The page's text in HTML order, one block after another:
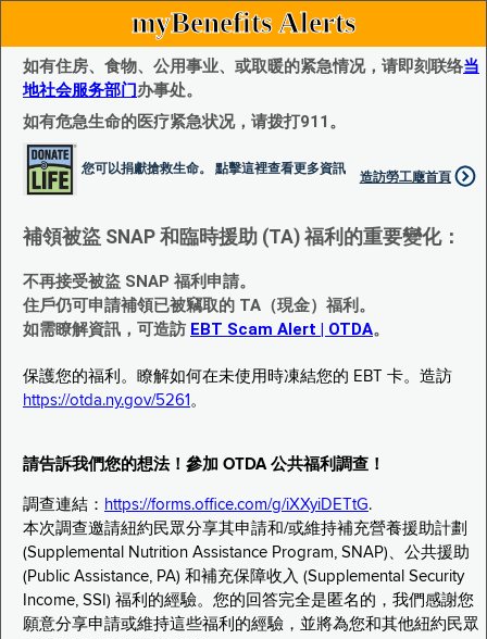
myBenefits Alerts
如有住房、食物、公用事业、或取暖的紧急情况，请即刻联络当
地社会服务部门办事处。
如有危急生命的医疗紧急状况，请拨打911。
您可以捐獻搶救生命。 點擊這裡查看更多資訊
造訪勞工廰首頁
補領被盜 SNAP 和臨時援助 (TA) 福利的重要變化：
不再接受被盜 SNAP 福利申請。
住戶仍可申請補領已被竊取的 TA（現金）福利。
如需瞭解資訊，可造訪 EBT Scam Alert | OTDA。
保護您的福利。瞭解如何在未使用時凍結您的 EBT 卡。造訪
https://otda.ny.gov/5261 。
請告訴我們您的想法！參加 OTDA 公共福利調查！
調查連結： https://forms.office.com/g/iXXyiDETtG.
本次調查邀請紐約民眾分享其申請和/或維持補充營養援助計劃
(Supplemental Nutrition Assistance Program, SNAP)、公共援助
(Public Assistance, PA) 和補充保障收入 (Supplemental Security
Income, SSI) 福利的經驗。您的回答完全是匿名的，我們感謝您
願意分享申請或維持這些福利的經驗，並將為您和其他紐約民眾